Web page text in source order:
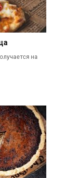
на